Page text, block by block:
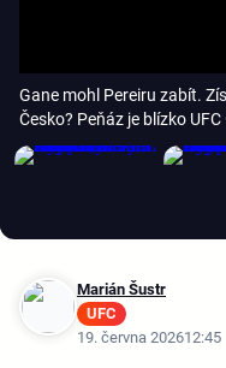
Gane mohl Pereiru zabít.
Česko? Peňáz je blízko UFC
Marián Šustr
UFC
19. června 202612:45